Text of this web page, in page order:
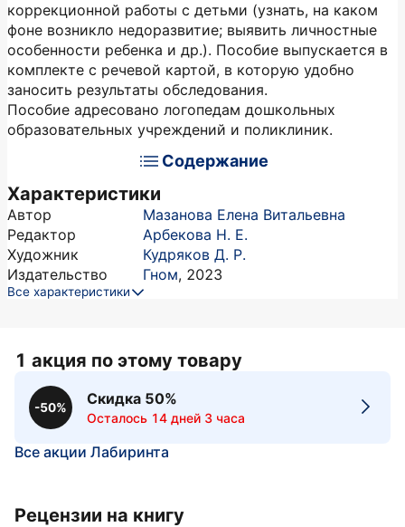
коррекционной работы с детьми (узнать, на каком
фоне возникло недоразвитие; выявить личностные
особенности ребенка и др.). Пособие выпускается в
комплекте с речевой картой, в которую удобно
заносить результаты обследования.
Пособие адресовано логопедам дошкольных
образовательных учреждений и поликлиник.
Содержание
Характеристики
Автор
Мазанова Елена Витальевна
Редактор
Арбекова Н. Е.
Художник
Кудряков Д. Р.
Издательство
Гном, 2023
Все характеристики
1 акция по этому товару
-50%
Скидка 50%
Осталось 14 дней 3 часа
Все акции Лабиринта
Рецензии на книгу